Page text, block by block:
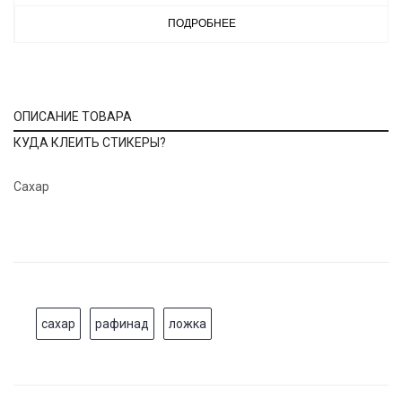
ПОДРОБНЕЕ
ОПИСАНИЕ ТОВАРА
КУДА КЛЕИТЬ СТИКЕРЫ?
Сахар
сахар рафинад ложка